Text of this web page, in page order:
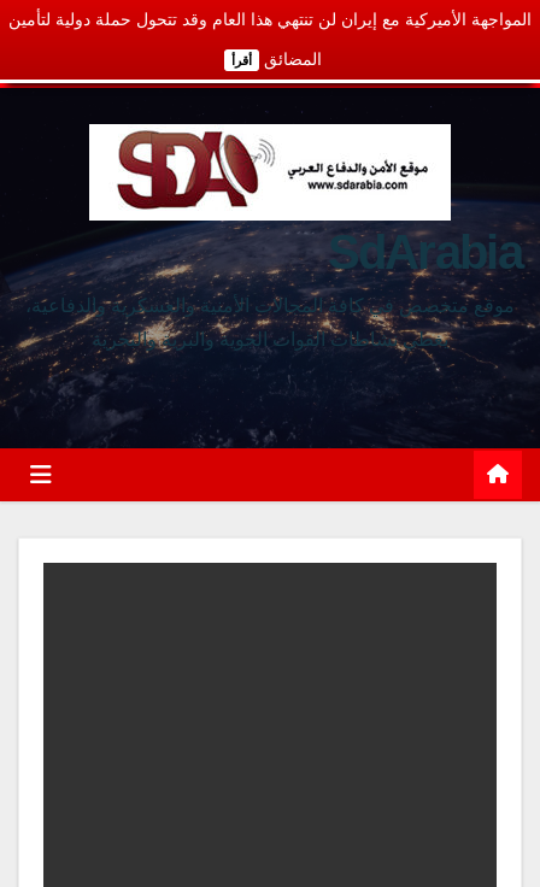
المواجهة الأميركية مع إيران لن تنتهي هذا العام وقد تتحول حملة دولية لتأمين
المضائق أقرأ
SdArabia
موقع متخصص في كافة المجالات الأمنية والعسكرية والدفاعية،
يغطي نشاطات القوات الجوية والبرية والبحرية